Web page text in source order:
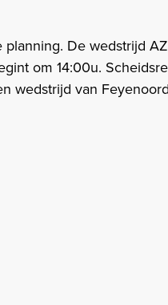
De wedstrijd
om 14:00u.
wedstrijd van